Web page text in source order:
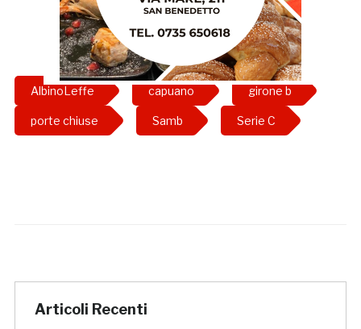
AlbinoLeffe capuano girone b
porte chiuse Samb Serie C
Articoli Recenti